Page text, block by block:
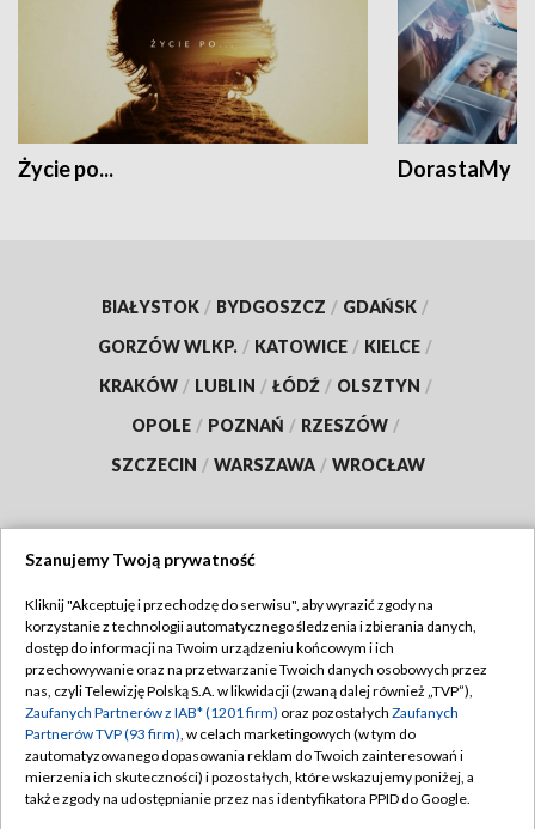
Życie po... DorastaMy
BIAŁYSTOK / BYDGOSZCZ / GDAŃSK /
GORZÓW WLKP. / KATOWICE / KIELCE /
KRAKÓW / LUBLIN / ŁÓDŹ / OLSZTYN /
OPOLE / POZNAŃ / RZESZÓW /
SZCZECIN / WARSZAWA / WROCŁAW
TVP
Abonament TVP
Emisja w TVP
Centrum informacji TVP
Naziemna Telewizja Cyfrowa
Regulamin TVP
Polityka prywatności
Moje zgody
Pomoc
Szanujemy Twoją prywatność
Kliknij "Akceptuję i przechodzę do serwisu", aby wyrazić zgody na
korzystanie z technologii automatycznego śledzenia i zbierania danych,
dostęp do informacji na Twoim urządzeniu końcowym i ich
przechowywanie oraz na przetwarzanie Twoich danych osobowych przez
nas, czyli Telewizję Polską S.A. w likwidacji (zwaną dalej również „TVP”),
Zaufanych Partnerów z IAB* (1201 firm) oraz pozostałych Zaufanych
Partnerów TVP (93 firm), w celach marketingowych (w tym do
zautomatyzowanego dopasowania reklam do Twoich zainteresowań i
mierzenia ich skuteczności) i pozostałych, które wskazujemy poniżej, a
także zgody na udostępnianie przez nas identyfikatora PPID do Google.